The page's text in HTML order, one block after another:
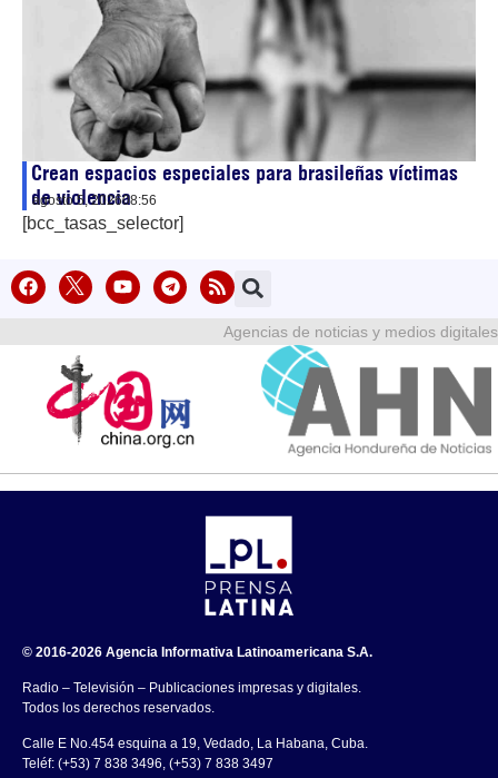
Crean espacios especiales para brasileñas víctimas
de violencia
agosto 5, 202608:56
[bcc_tasas_selector]
Agencias de noticias y medios digitales
© 2016-2026 Agencia Informativa Latinoamericana S.A.
Radio – Televisión – Publicaciones impresas y digitales.
Todos los derechos reservados.
Calle E No.454 esquina a 19, Vedado, La Habana, Cuba.
Teléf: (+53) 7 838 3496, (+53) 7 838 3497